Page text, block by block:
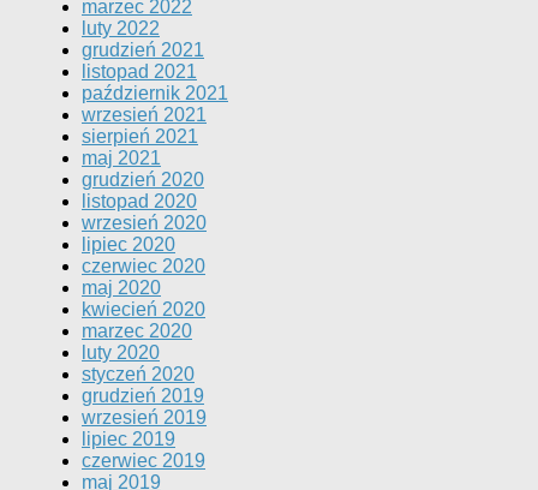
marzec 2022
luty 2022
grudzień 2021
listopad 2021
październik 2021
wrzesień 2021
sierpień 2021
maj 2021
grudzień 2020
listopad 2020
wrzesień 2020
lipiec 2020
czerwiec 2020
maj 2020
kwiecień 2020
marzec 2020
luty 2020
styczeń 2020
grudzień 2019
wrzesień 2019
lipiec 2019
czerwiec 2019
maj 2019